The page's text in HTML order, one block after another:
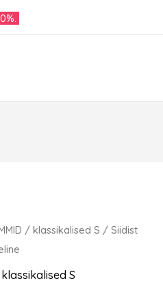
/klassikalised S / Siidist
klassikalised S